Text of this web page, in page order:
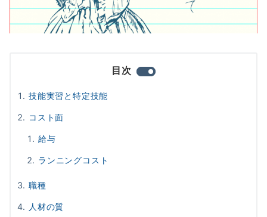
目次
技能実習と特定技能
コスト面
給与
ランニングコスト
職種
人材の質